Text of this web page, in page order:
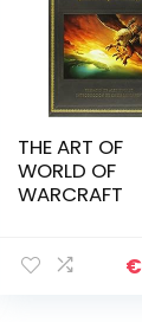
THE ART OF
WORLD OF
WARCRAFT
€